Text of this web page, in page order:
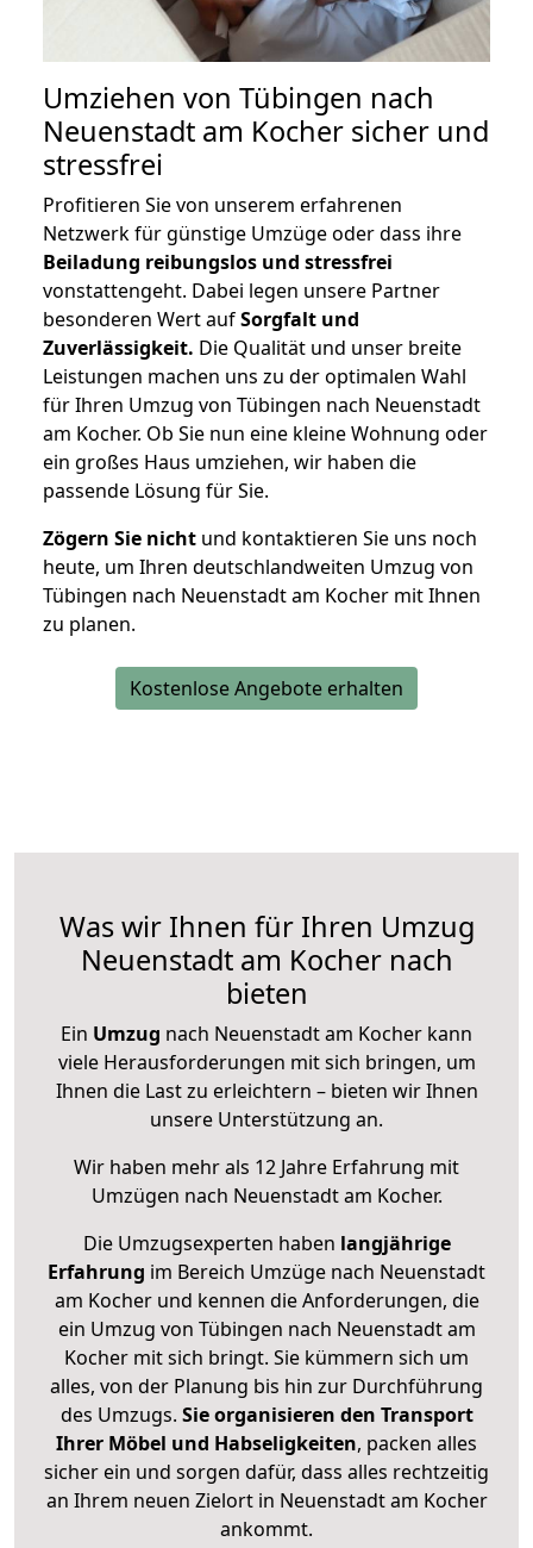
Umziehen von Tübingen nach
Neuenstadt am Kocher sicher und
stressfrei
Profitieren Sie von unserem erfahrenen
Netzwerk für günstige Umzüge oder dass ihre
Beiladung reibungslos und stressfrei
vonstattengeht. Dabei legen unsere Partner
besonderen Wert aufSorgfalt und
Zuverlässigkeit. Die Qualität und unser breite
Leistungen machen uns zu der optimalen Wahl
für Ihren Umzug von Tübingen nach Neuenstadt
am Kocher. Ob Sie nun eine kleine Wohnung oder
ein großes Haus umziehen, wir haben die
passende Lösung für Sie.
Zögern Sie nicht und kontaktieren Sie uns noch
heute, um Ihren deutschlandweiten Umzug von
Tübingen nach Neuenstadt am Kocher mit Ihnen
zu planen.
Kostenlose Angebote erhalten
Was wir Ihnen für Ihren Umzug
Neuenstadt am Kocher nach
bieten
Ein Umzug nach Neuenstadt am Kocher kann
viele Herausforderungen mit sich bringen, um
Ihnen die Last zu erleichtern – bieten wir Ihnen
unsere Unterstützung an.
Wir haben mehr als 12 Jahre Erfahrung mit
Umzügen nach Neuenstadt am Kocher.
Die Umzugsexperten haben langjährige
Erfahrung im Bereich Umzüge nach Neuenstadt
am Kocher und kennen die Anforderungen, die
ein Umzug von Tübingen nach Neuenstadt am
Kocher mit sich bringt. Sie kümmern sich um
alles, von der Planung bis hin zur Durchführung
des Umzugs. Sie organisieren den Transport
Ihrer Möbel und Habseligkeiten, packen alles
sicher ein und sorgen dafür, dass alles rechtzeitig
an Ihrem neuen Zielort in Neuenstadt am Kocher
ankommt.